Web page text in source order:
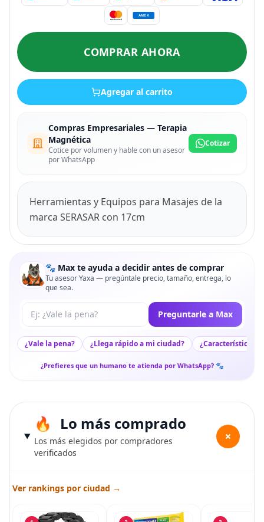
COMPRAR AHORA
Agregar al carrito
Compras Empresariales — Terapia
Magnética
Cotice por volumen y hable con un asesor
por WhatsApp
Cotizar
Herramientas y Equipos para Masajes de la
marca SERASAR con 17cm
🐾 Max te ayuda a decidir antes de comprar
Tu asesor Yaxa — pregúntale precio, tamaño, entrega, lo
que sea.
Tu pregunta a Max Preguntarle a Max
¿Vale la pena? ¿Llega rápido a mi ciudad? ¿Características
¿Prefieres que un humano te atienda por WhatsApp? 🐾
Lo más comprado
Los más elegidos por compradores
verificados
+
Ver rankings por ciudad →